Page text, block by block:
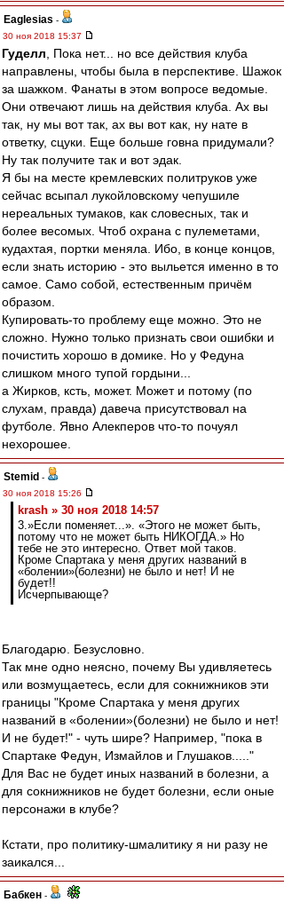
Eaglesias -
30 ноя 2018 15:37
Гуделл , Пока нет... но все действия клуба
направлены, чтобы была в перспективе. Шажок
за шажком. Фанаты в этом вопросе ведомые.
Они отвечают лишь на действия клуба. Ах вы
так, ну мы вот так, ах вы вот как, ну нате в
ответку, сцуки. Еще больше говна придумали?
Ну так получите так и вот эдак.
Я бы на месте кремлевских политруков уже
сейчас всыпал лукойловскому чепушиле
нереальных тумаков, как словесных, так и
более весомых. Чтоб охрана с пулеметами,
кудахтая, портки меняла. Ибо, в конце концов,
если знать историю - это выльется именно в то
самое. Само собой, естественным причём
образом.
Купировать-то проблему еще можно. Это не
сложно. Нужно только признать свои ошибки и
почистить хорошо в домике. Но у Федуна
слишком много тупой гордыни...
а Жирков, ксть, может. Может и потому (по
слухам, правда) давеча присутствовал на
футболе. Явно Алекперов что-то почуял
нехорошее.
Stemid -
30 ноя 2018 15:26
krash » 30 ноя 2018 14:57
3.»Если поменяет...». «Этого не может быть,
потому что не может быть НИКОГДА.» Но
тебе не это интересно. Ответ мой таков.
Кроме Спартака у меня других названий в
«болении»(болезни) не было и нет! И не
будет!!
Исчерпывающе?
Благодарю. Безусловно.
Так мне одно неясно, почему Вы удивляетесь
или возмущаетесь, если для сокнижников эти
границы "Кроме Спартака у меня других
названий в «болении»(болезни) не было и нет!
И не будет!" - чуть шире? Например, "пока в
Спартаке Федун, Измайлов и Глушаков....."
Для Вас не будет иных названий в болезни, а
для сокнижников не будет болезни, если оные
персонажи в клубе?
Кстати, про политику-шмалитику я ни разу не
заикался...
Бабкен -